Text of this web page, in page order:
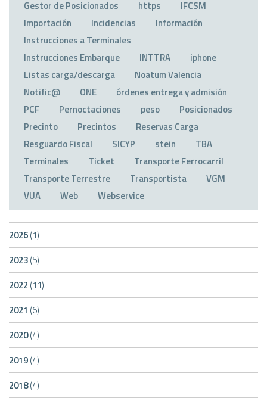
Gestor de Posicionados
https
IFCSM
Importación
Incidencias
Información
Instrucciones a Terminales
Instrucciones Embarque
INTTRA
iphone
Listas carga/descarga
Noatum Valencia
Notific@
ONE
órdenes entrega y admisión
PCF
Pernoctaciones peso
Posicionados
Precinto
Precintos
Reservas Carga
Resguardo Fiscal
SICYP stein
TBA
Terminales
Ticket
Transporte Ferrocarril
Transporte Terrestre
Transportista
VGM
VUA
Web Webservice
2026(1)
2023(5)
2022 (11)
2021 (6)
2020(4)
2019(4)
2018(4)